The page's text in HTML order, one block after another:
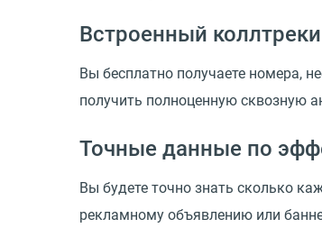
Встроенный
Вы бесплатно получаете номера,
получить полноценную сквозную
Точные данные по
Вы будете точно знать сколько
рекламному объявлению или